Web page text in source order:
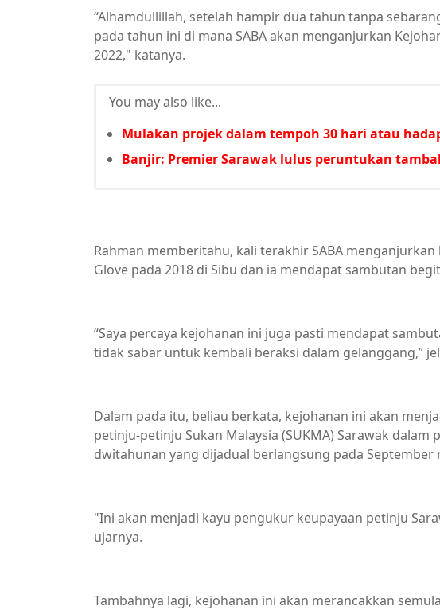
“Alhamdullillah, setelah hampir dua tahun tanpa
pada tahun ini di mana SABA akan menganjurkan
2022," katanya.
You may also like...
Mulakan projek dalam tempoh 30 hari atau
Banjir: Premier Sarawak lulus peruntukan
Rahman memberitahu, kali terakhir SABA
Glove pada 2018 di Sibu dan ia mendapat sambutan
“Saya percaya kejohanan ini juga pasti mendapat
tidak sabar untuk kembali beraksi dalam gelanggang,”
Dalam pada itu, beliau berkata, kejohanan ini akan
petinju-petinju Sukan Malaysia (SUKMA) Sarawak dalam
dwitahunan yang dijadual berlangsung pada September
"Ini akan menjadi kayu pengukur keupayaan petinju
ujarnya.
Tambahnya lagi, kejohanan ini akan merancakkan